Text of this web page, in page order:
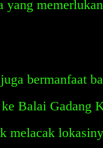
yang memerlukan
bermanfaat
Balai Gadang
melacak